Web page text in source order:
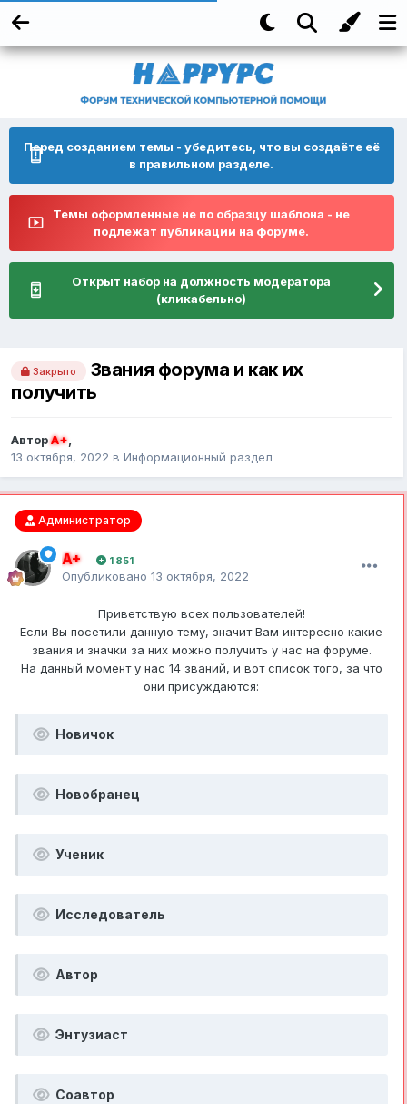
Перед созданием темы - убедитесь, что вы создаёте её
в правильном разделе.
Темы оформленные не по образцу шаблона - не
подлежат публикации на форуме.
Открыт набор на должность модератора
(кликабельно)
Закрыто
Звания форума и как их
получить
АвторA+
13 октября, 2022 в Информационный раздел
Администратор
A+ 1 851
Опубликовано 13 октября, 2022
Приветствую всех пользователей!
Если Вы посетили данную тему, значит Вам интересно какие
звания и значки за них можно получить у нас на форуме.
На данный момент у нас 14 званий, и вот список того, за что
они присуждаются:
Новичок
Новобранец
Ученик
Исследователь
Автор
Энтузиаст
Соавтор